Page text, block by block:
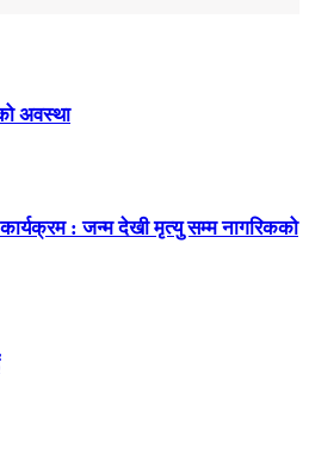
अवस्था
: जन्म देखी मृत्यु सम्म नागरिकको